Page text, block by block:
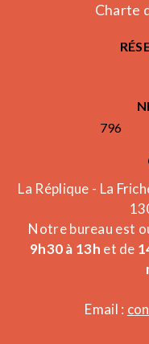
Charte
796
La Réplique - La
Notre bureau est
9h30 à 13h et de
Email :